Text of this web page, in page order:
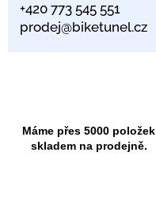
+420 773 545 551
prodej@biketunel.cz
Máme přes 5000 položek
skladem na prodejně.